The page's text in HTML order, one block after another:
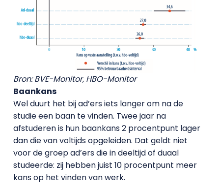
Bron: BVE-Monitor, HBO-Monitor
Baankans
Wel duurt het bij ad’ers iets langer om na de
studie een baan te vinden. Twee jaar na
afstuderen is hun baankans 2 procentpunt lager
dan die van voltijds opgeleiden. Dat geldt niet
voor de groep ad’ers die in deeltijd of duaal
studeerde: zij hebben juist 10 procentpunt meer
kans op het vinden van werk.